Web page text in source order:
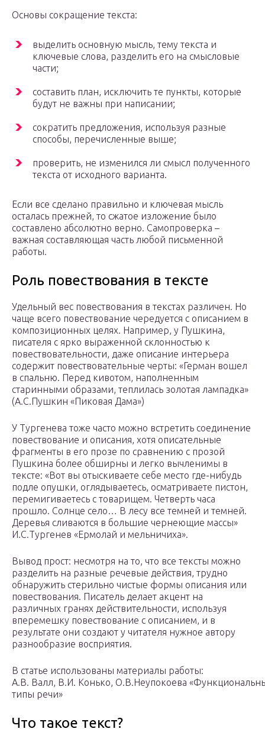
Основы сокращение текста:
выделить основную мысль, тему текста и
ключевые слова, разделить его на смысловые
части;
составить план, исключить те пункты, которые
будут не важны при написании;
сократить предложения, используя разные
способы, перечисленные выше;
проверить, не изменился ли смысл полученного
текста от исходного варианта.
Если все сделано правильно и ключевая мысль
осталась прежней, то сжатое изложение было
составлено абсолютно верно. Самопроверка –
важная составляющая часть любой письменной
работы.
Роль повествования в тексте
Удельный вес повествования в текстах различен. Но
чаще всего повествование чередуется с описанием в
композиционных целях. Например, у Пушкина,
писателя с ярко выраженной склонностью к
повествовательности, даже описание интерьера
содержит повествовательные черты: «Герман вошел
в спальню. Перед кивотом, наполненным
старинными образами, теплилась золотая лампадка»
(А.С.Пушкин «Пиковая Дама»)
У Тургенева тоже часто можно встретить соединение
повествование и описания, хотя описательные
фрагменты в его прозе по сравнению с прозой
Пушкина более обширны и легко вычленимы в
тексте: «Вот вы отыскиваете себе место где-нибудь
подле опушки, оглядываетесь, осматриваете пистон,
перемигиваетесь с товарищем. Четверть часа
прошло. Солнце село… В лесу все темней и темней.
Деревья сливаются в большие чернеющие массы»
И.С.Тургенев «Ермолай и мельничиха».
Вывод прост: несмотря на то, что все тексты можно
разделить на разные речевые действия, трудно
обнаружить стерильно чистые формы описания или
повествования. Писатель делает акцент на
различных гранях действительности, используя
вперемешку повествование с описанием, и в
результате они создают у читателя нужное автору
разнообразие восприятия.
В статье использованы материалы работы:
А.В. Валл, В.И. Конько, О.В.Неупокоева
типы речи»
Что такое текст?